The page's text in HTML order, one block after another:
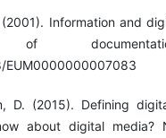
(2001). Information and
of
EUM0000000007083
D. (2015). Defining
about digital media?